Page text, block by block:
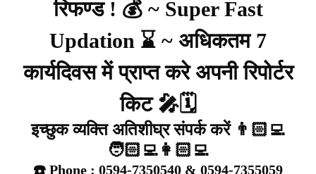
रिफण्ड ! 💰 ~ Super Fast
Updation ⌛ ~ अधिकतम 7
कार्यदिवस में प्राप्त करे अपनी रिपोर्टर
किट 🎤🗓️
इच्छुक व्यक्ति अतिशीघ्र संपर्क करें 👨🏻‍💻
🧑🏻‍💻👩🏻‍💻
☎️ Phone : 0594-7350540 & 0594-7355059